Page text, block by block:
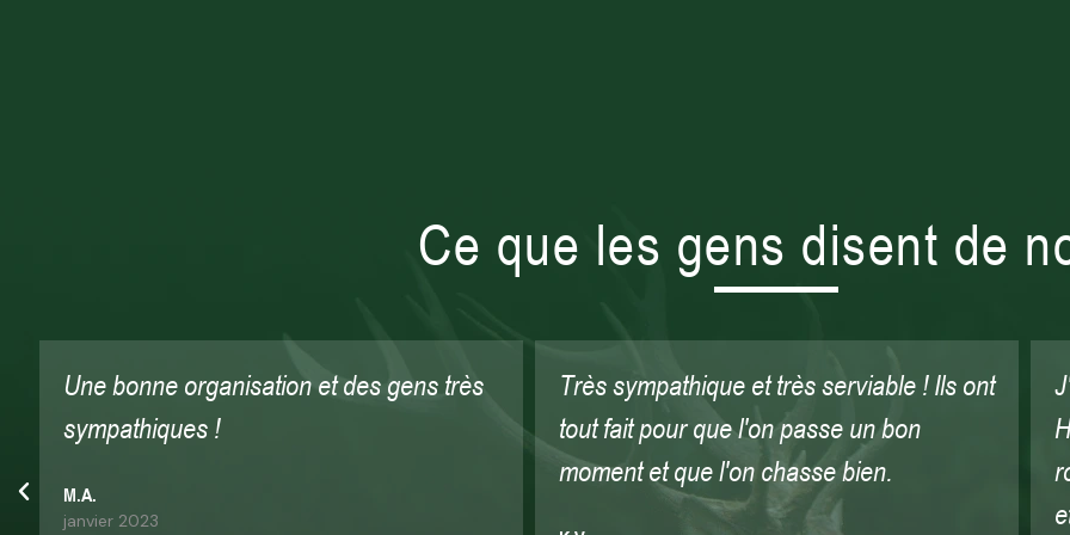
Ce que les gens disent de
Très sympathique et très serviable ! Ils ont
tout fait pour que l'on passe un bon
J'ai eu une chasse extraordinaire en
Hongrie et j'ai abattu un très beau cerf
rouge. Merci pour la bonne organisation